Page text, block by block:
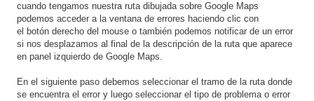
cuando tengamos nuestra ruta dibujada sobre Google Maps
podemos acceder a la ventana de errores haciendo clic con
el botón derecho del mouse o también podemos notificar de un error
si nos desplazamos al final de la descripción de la ruta que aparece
en panel izquierdo de Google Maps.
En el siguiente paso debemos seleccionar el tramo de la ruta donde
se encuentra el error y luego seleccionar el tipo de problema o error